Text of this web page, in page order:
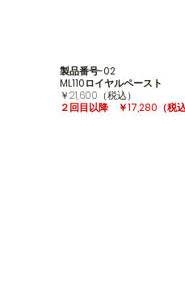
製品番号-02
ML110ロイヤルペースト
​￥21,600（税込）
２回目以降 ￥17,280 （税